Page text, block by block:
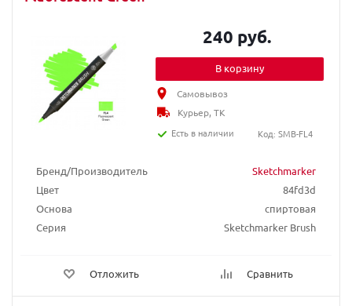
Бренд/Производитель
Sketchmarker
Цвет
84fd3d
Основа
спиртовая
Серия
Sketchmarker Brush
Отложить Сравнить
240 руб.
В корзину
Самовывоз
Курьер, ТК
Есть в наличии
Код: SMB-FL4